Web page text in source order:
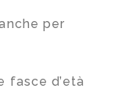
per
fasce d’età